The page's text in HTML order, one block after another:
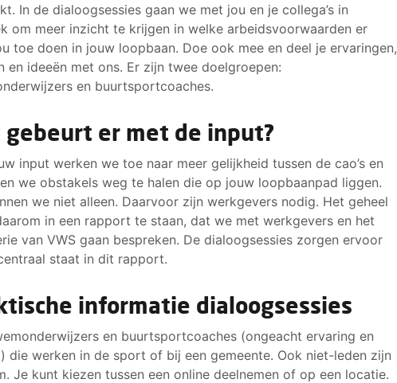
In de dialoogsessies gaan we met jou en je collega’s in
om meer inzicht te krijgen in welke arbeidsvoorwaarden er
toe doen in jouw loopbaan. Doe ook mee en deel je ervaringen,
en ideeën met ons. Er zijn twee doelgroepen:
en buurtsportcoaches.
gebeurt er met de input?
input werken we toe naar meer gelijkheid tussen de cao’s en
we obstakels weg te halen die op jouw loopbaanpad liggen.
we niet alleen. Daarvoor zijn werkgevers nodig. Het geheel
in een rapport te staan, dat we met werkgevers en het
van VWS gaan bespreken. De dialoogsessies zorgen ervoor
staat in dit rapport.
informatie dialoogsessies
en buurtsportcoaches (ongeacht ervaring en
die werken in de sport of bij een gemeente. Ook niet-leden zijn
Je kunt kiezen tussen een online deelnemen of op een locatie.